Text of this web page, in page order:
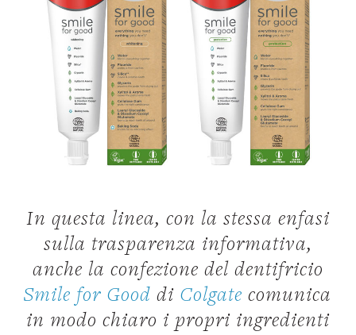
In questa linea, con la stessa enfasi
sulla trasparenza informativa,
anche la confezione del dentifricio
Smile for Good di Colgate comunica
in modo chiaro i propri ingredienti